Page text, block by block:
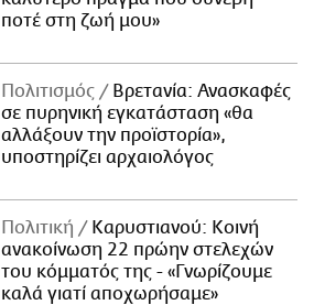
ποτέ στη ζωή μου»
Πολιτισμός
Βρετανία: Ανασκαφές
σε πυρηνική εγκατάσταση «θα
αλλάξουν την προϊστορία»,
υποστηρίζει αρχαιολόγος
Πολιτική
Καρυστιανού: Κοινή
ανακοίνωση 22 πρώην στελεχών
του κόμματός της - «Γνωρίζουμε
καλά γιατί αποχωρήσαμε»